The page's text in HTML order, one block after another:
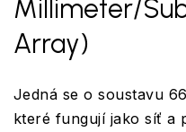
Millimeter/
Array)
Jedná se o soustavu
které fungují jako síť a